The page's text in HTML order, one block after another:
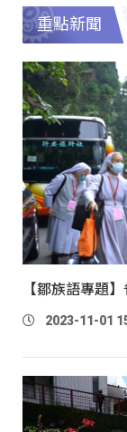
重點新聞
【鄒族語專題
2023-11-01